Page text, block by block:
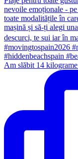
Am slăbit 14